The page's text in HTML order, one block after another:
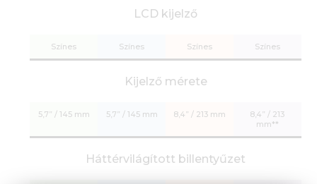
LCD kijelző
Színes Színes Színes Színes
Kijelző mérete
5,7” / 145 mm 5,7” / 145 mm 8,4” / 213 mm
8,4” / 213
mm**
Háttérvilágított billentyűzet